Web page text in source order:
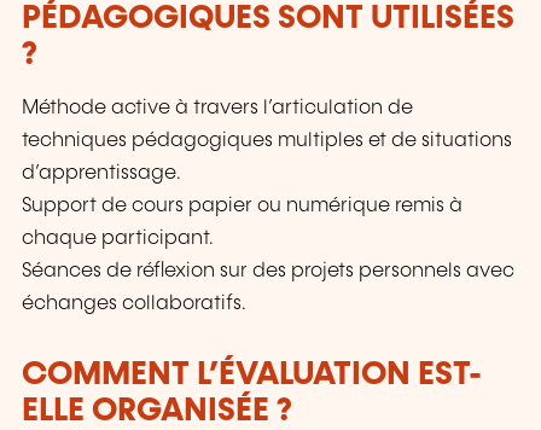
PÉDAGOGIQUES SONT UTILISÉES
?
Méthode active à travers l’articulation de
techniques pédagogiques multiples et de situations
d’apprentissage.
Support de cours papier ou numérique remis à
chaque participant.
Séances de réflexion sur des projets personnels avec
échanges collaboratifs.
COMMENT L’ÉVALUATION EST-
ELLE ORGANISÉE ?